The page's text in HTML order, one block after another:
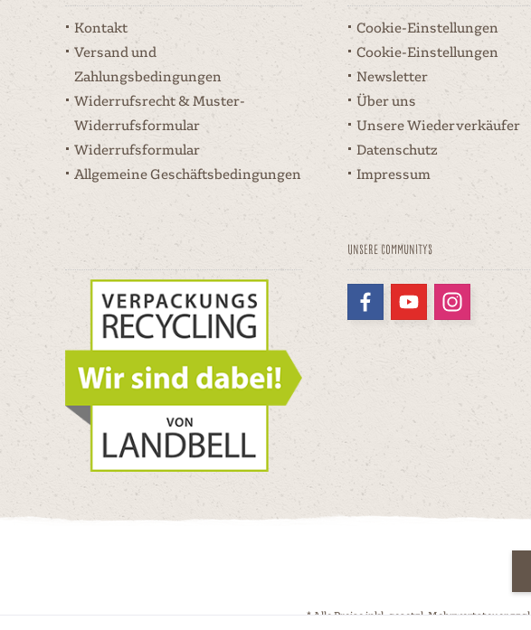
Kontakt
Versand und
Zahlungsbedingungen
Widerrufsrecht & Muster-
Widerrufsformular
Widerrufsformular
Allgemeine Geschäftsbedingungen
Cookie-Einstellungen
Cookie-Einstellungen
Newsletter
Über uns
Unsere Wiederverkäufer
Datenschutz
Impressum
Unsere Communitys
* Alle Preise inkl. gesetzl. Mehrwertsteuer zzgl.